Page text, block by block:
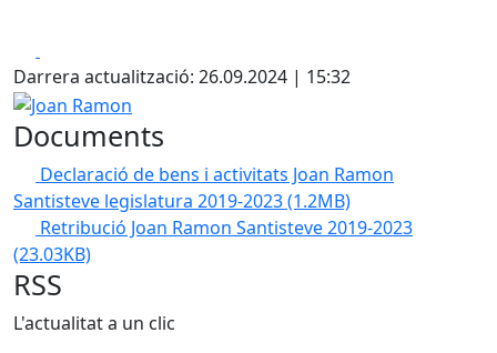
Darrera actualització: 26.09.2024 | 15:32
Joan Ramon
Documents
Declaració de bens i activitats Joan Ramon
Santisteve legislatura 2019-2023(1.2MB)
Retribució Joan Ramon Santisteve 2019-2023
(23.03KB)
RSS
L'actualitat a un clic